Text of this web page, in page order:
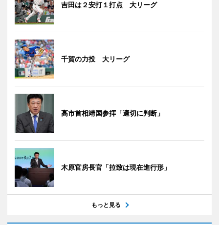
吉田は２安打１打点 大リーグ
千賀の力投 大リーグ
高市首相靖国参拝「適切に判断」
木原官房長官「拉致は現在進行形」
もっと見る